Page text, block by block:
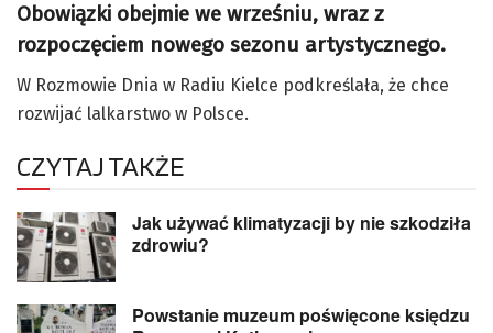
Obowiązki obejmie we wrześniu, wraz z
rozpoczęciem nowego sezonu artystycznego.
W Rozmowie Dnia w Radiu Kielce podkreślała, że chce
rozwijać lalkarstwo w Polsce.
CZYTAJ TAKŻE
Jak używać klimatyzacji by nie szkodziła
zdrowiu?
Powstanie muzeum poświęcone księdzu